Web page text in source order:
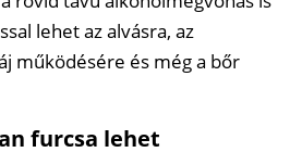
lehet az alvásra, az
működésére és még a bőr
furcsa lehet